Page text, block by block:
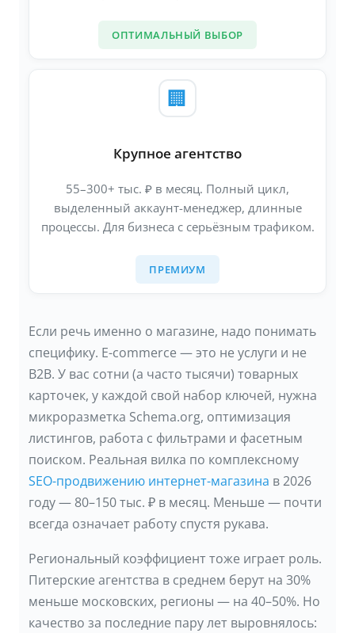
ОПТИМАЛЬНЫЙ ВЫБОР
🏢
Крупное агентство
55–300+ тыс. ₽ в месяц. Полный цикл,
выделенный аккаунт-менеджер, длинные
процессы. Для бизнеса с серьёзным трафиком.
ПРЕМИУМ
Если речь именно о магазине, надо понимать
специфику. E-commerce — это не услуги и не
B2B. У вас сотни (а часто тысячи) товарных
карточек, у каждой свой набор ключей, нужна
микроразметка Schema.org, оптимизация
листингов, работа с фильтрами и фасетным
поиском. Реальная вилка по комплексному
SEO-продвижению интернет-магазина в 2026
году — 80–150 тыс. ₽ в месяц. Меньше — почти
всегда означает работу спустя рукава.
Региональный коэффициент тоже играет роль.
Питерские агентства в среднем берут на 30%
меньше московских, регионы — на 40–50%. Но
качество за последние пару лет выровнялось: